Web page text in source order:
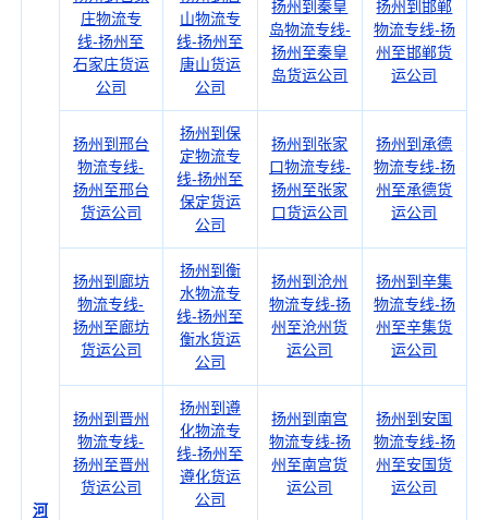
河
庄物流专
线-扬州至
石家庄货运
公司
山物流专
线-扬州至
唐山货运
公司
扬州到秦皇
岛物流专线-
扬州至秦皇
岛货运公司
扬州到邯郸
物流专线-扬
州至邯郸货
运公司
扬州到邢台
物流专线-
扬州至邢台
货运公司
扬州到保
定物流专
线-扬州至
保定货运
公司
扬州到张家
口物流专线-
扬州至张家
口货运公司
扬州到承德
物流专线-扬
州至承德货
运公司
扬州到廊坊
物流专线-
扬州至廊坊
货运公司
扬州到衡
水物流专
线-扬州至
衡水货运
公司
扬州到沧州
物流专线-扬
州至沧州货
运公司
扬州到辛集
物流专线-扬
州至辛集货
运公司
扬州到晋州
物流专线-
扬州至晋州
货运公司
扬州到遵
化物流专
线-扬州至
遵化货运
公司
扬州到南宫
物流专线-扬
州至南宫货
运公司
扬州到安国
物流专线-扬
州至安国货
运公司